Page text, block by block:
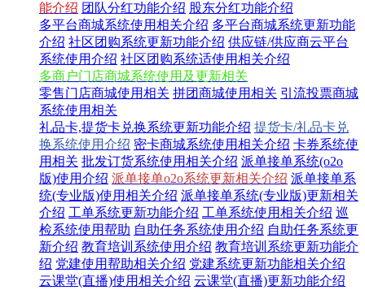
能介绍 团队分红功能介绍 股东分红功能介绍
多平台商城系统使用相关介绍 多平台商城系统更新功能
介绍 社区团购系统更新功能介绍 供应链/供应商云平台
系统使用介绍 社区团购系统适使用相关介绍
多商户门店商城系统使用及更新相关
零售门店商城使用相关 拼团商城使用相关 引流投票商城
系统使用相关
礼品卡,提货卡兑换系统更新功能介绍 提货卡/礼品卡兑
换系统使用介绍 密卡商城系统使用相关介绍 卡券系统使
用相关 批发订货系统使用相关介绍 派单接单系统(o2o
版)使用介绍 派单接单o2o系统更新相关介绍 派单接单系
统(专业版)使用相关介绍 派单接单系统(专业版)更新相关
介绍 工单系统更新功能介绍 工单系统使用相关介绍 巡
检系统使用帮助 自助任务系统使用介绍 自助任务系统更
新介绍 教育培训系统使用介绍 教育培训系统更新功能介
绍 党建使用帮助相关介绍 党建系统更新功能相关介绍
云课堂(直播)使用相关介绍 云课堂(直播)更新功能介绍